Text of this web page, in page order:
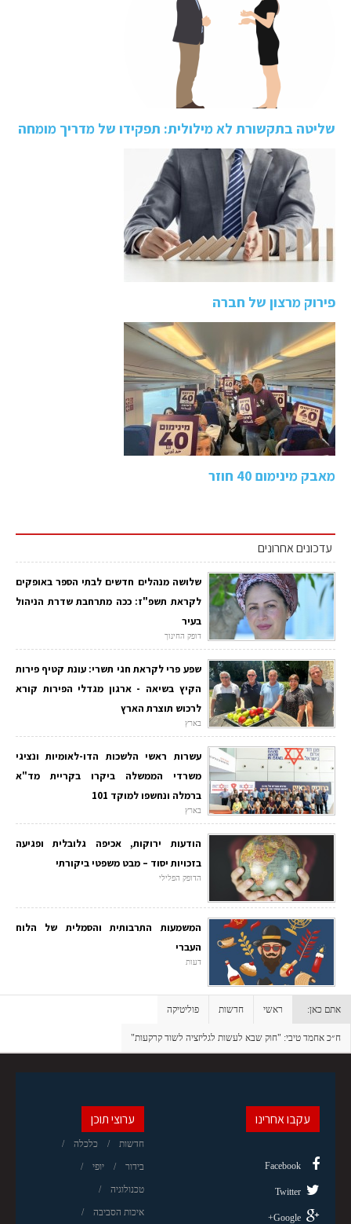
שליטה בתקשורת לא מילולית: תפקידו של מדריך מומחה
פירוק מרצון של חברה
מאבק מינימום 40 חוזר
עדכונים אחרונים
שלושה מנהלים חדשים לבתי הספר באופקים
לקראת תשפ"ז: ככה מתרחבת שדרת הניהול
בעיר
דופק החינוך
שפע פרי לקראת חגי תשרי: עונת קטיף פירות
הקיץ בשיאה - ארגון מגדלי הפירות קורא
לרכוש תוצרת הארץ
בארץ
עשרות ראשי הלשכות הדו-לאומיות ונציגי
משרדי הממשלה ביקרו בקריית מד"א
ברמלה ונחשפו למוקד 101
בארץ
הודעות ירוקות, אכיפה גלובלית ופגיעה
בזכויות יסוד – מבט משפטי ביקורתי
הדופק הפלילי
המשמעות התרבותית והסמלית של הלוח
העברי
דעות
אתם כאן: ראשי חדשות פוליטיקה
ח״כ אחמד טיבי: "חוק שבא לעשות לגליזציה לשוד קרקעות"
ערוצי תוכן
חדשות כלכלה
בידור יופי
טכנולוגיה
איכות הסביבה
עקבו אחרינו
Facebook
Twitter
Google+